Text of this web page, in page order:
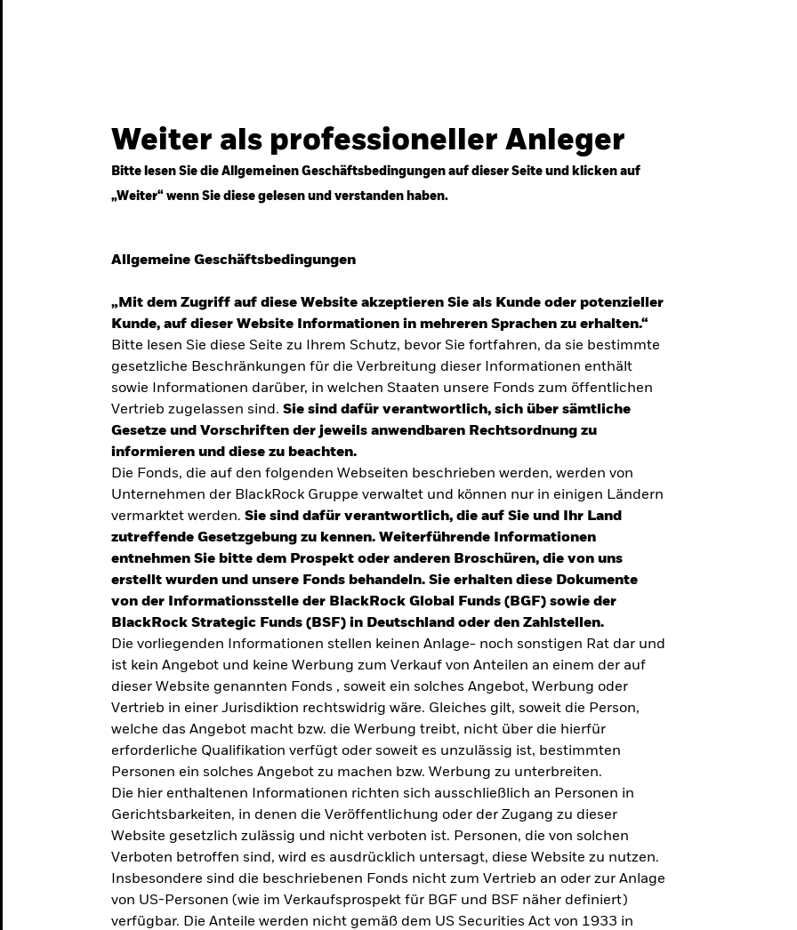
TRENDS & IDEEN
Entdecken Sie unsere
makroökonomischen
Einschätzungen und Anlageideen.
Aktuelle Einschätzungen
UMFRAGE ZUR ALTERSVORSORGE 2025
Realitätscheck Altersvorsorge. Wie
steht es um Ihre Altersvorsorge?
Zu den Ergebnissen
Weiter als professioneller Anleger
Bitte lesen Sie die Allgemeinen Geschäftsbedingungen auf dieser Seite und klicken auf
„Weiter“ wenn Sie diese gelesen und verstanden haben.
Allgemeine Geschäftsbedingungen
„Mit dem Zugriff auf diese Website akzeptieren Sie als Kunde oder potenzieller
Kunde, auf dieser Website Informationen in mehreren Sprachen zu erhalten.“
Bitte lesen Sie diese Seite zu Ihrem Schutz, bevor Sie fortfahren, da sie bestimmte
gesetzliche Beschränkungen für die Verbreitung dieser Informationen enthält
sowie Informationen darüber, in welchen Staaten unsere Fonds zum öffentlichen
Vertrieb zugelassen sind. Sie sind dafür verantwortlich, sich über sämtliche
Gesetze und Vorschriften der jeweils anwendbaren Rechtsordnung zu
informieren und diese zu beachten.
Die Fonds, die auf den folgenden Webseiten beschrieben werden, werden von
Unternehmen der BlackRock Gruppe verwaltet und können nur in einigen Ländern
vermarktet werden. Sie sind dafür verantwortlich, die auf Sie und Ihr Land
zutreffende Gesetzgebung zu kennen. Weiterführende Informationen
entnehmen Sie bitte dem Prospekt oder anderen Broschüren, die von uns
erstellt wurden und unsere Fonds behandeln. Sie erhalten diese Dokumente
von der Informationsstelle der BlackRock Global Funds (BGF) sowie der
BlackRock Strategic Funds (BSF) in Deutschland oder den Zahlstellen.
Die vorliegenden Informationen stellen keinen Anlage- noch sonstigen Rat dar und
ist kein Angebot und keine Werbung zum Verkauf von Anteilen an einem der auf
dieser Website genannten Fonds , soweit ein solches Angebot, Werbung oder
Vertrieb in einer Jurisdiktion rechtswidrig wäre. Gleiches gilt, soweit die Person,
welche das Angebot macht bzw. die Werbung treibt, nicht über die hierfür
erforderliche Qualifikation verfügt oder soweit es unzulässig ist, bestimmten
Personen ein solches Angebot zu machen bzw. Werbung zu unterbreiten.
Die hier enthaltenen Informationen richten sich ausschließlich an Personen in
Gerichtsbarkeiten, in denen die Veröffentlichung oder der Zugang zu dieser
Website gesetzlich zulässig und nicht verboten ist. Personen, die von solchen
Verboten betroffen sind, wird es ausdrücklich untersagt, diese Website zu nutzen.
Insbesondere sind die beschriebenen Fonds nicht zum Vertrieb an oder zur Anlage
von US-Personen (wie im Verkaufsprospekt für BGF und BSF näher definiert)
verfügbar. Die Anteile werden nicht gemäß dem US Securities Act von 1933 in